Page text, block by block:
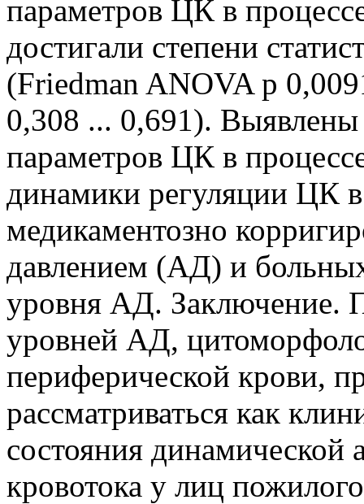
параметров ЦК в
достигали степени
(Friedman ANOVA р
0,308 ... 0,691).
параметров ЦК в
динамики регуляции ЦК
медикаментозно
давлением (АД) и
уровня АД. Заключение.
уровней АД,
периферической крови,
рассматриваться как
состояния динамической
кровотока у лиц